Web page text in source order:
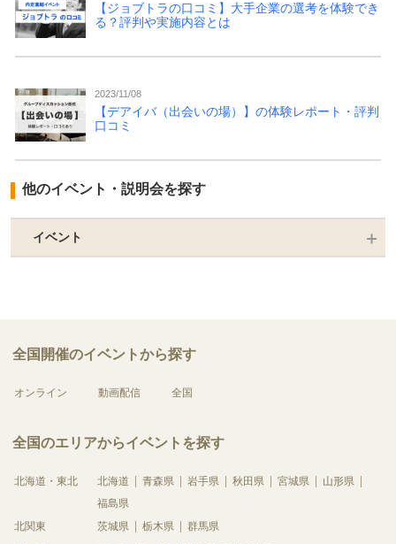
【ジョブトラの口コミ】大手企業の選考を体験でき
る？評判や実施内容とは
2023/11/08
【デアイバ（出会いの場）】の体験レポート・評判
口コミ
他のイベント・説明会を探す
イベント
全国開催のイベントから探す
オンライン 動画配信 全国
全国のエリアからイベントを探す
北海道・東北 北海道 青森県 岩手県 秋田県 宮城県
山形県
福島県
北関東
茨城県 栃木県 群馬県